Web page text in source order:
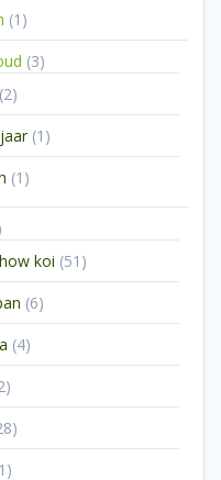
1 1
product
33
22
producten
1 1
product
1 1
producten
koi 51 51
producten
66
producten
44
producten
2
producten
28
producten
11